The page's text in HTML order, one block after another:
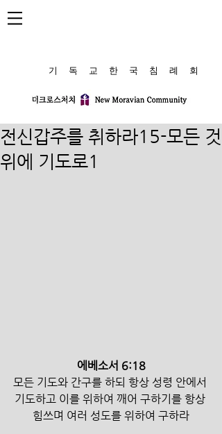
​기 독 교 한 국 침 례 회
전신갑주를 취하라15-모든 것
위에 기도로1
에베소서 6:18
모든 기도와 간구를 하되 항상 성령 안에서
기도하고 이를 위하여 깨어 구하기를 항상
힘쓰며 여러 성도를 위하여 구하라